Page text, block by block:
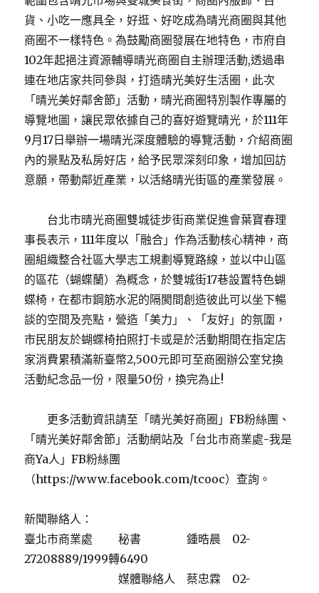
貨、小吃一應具全，好逛、好吃成為晴光商圈與其他
商圈不一樣特色。為鼓勵商圈發展在地特色，市府自
102年起挹注資源輔導晴光商圈自主辦理活動,透過串
連在地店家共同參與，打造晴光美好生活圈，此次
「晴光美好鄰舍節」活動，晴光商圈特別製作專屬的
導覽地圖，讓民眾依據自己的喜好遊覽晴光，於111年
9月17日舉辦一場晴光深度體驗的導覽活動，介紹商圈
內的景點及私房好店，給予民眾深刻印象，增加回訪
意願，帶動鄰近產業，以活絡晴光街區的產業發展。
台北市晴光商圈雙城徒步街商業促進會葉寶春理
事長表示，111年度以「融合」作為活動核心精神，商
圈組織整合社區大學志工規劃導覽路線，並以中山區
的區花（蝴蝶蘭）為概念，於雙城街17巷設置特色蝴
蝶椅，在都市鋼筋水泥的隔閡間創造彼此可以坐下暢
談的空間及亮點，營造「美力」、「友好」的氛圍，
市民朋友於蝴蝶椅拍照打卡或是於活動期間在指定店
家消費累積滿新臺幣2,500元即可至商圈辦公室兌換
活動紀念品一份，限量50份，換完為止!
更多活動資訊請至「晴光美好商圈」FB粉絲團、
「晴光美好鄰舍節」活動網站及「台北市商業處-我是
商Ya人」FB粉絲團
（https://www.facebook.com/tcooc）查詢。
新聞聯絡人：
臺北市商業處 秘書 鍾晧晨 02-
27208889/1999轉6490
媒體聯絡人 蔡忠霖 02-